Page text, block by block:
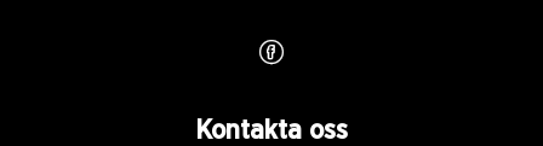
Kontakta oss